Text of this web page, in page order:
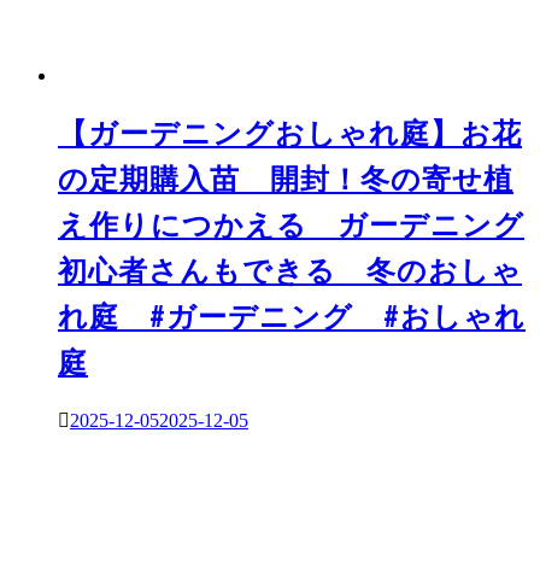
【ガーデニングおしゃれ庭】お花
の定期購入苗 開封！冬の寄せ植
え作りにつかえる ガーデニング
初心者さんもできる 冬のおしゃ
れ庭 #ガーデニング #おしゃれ
庭
2025-12-052025-12-05